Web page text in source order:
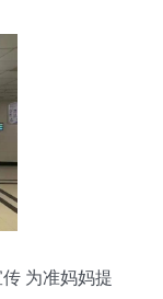
为准妈妈提